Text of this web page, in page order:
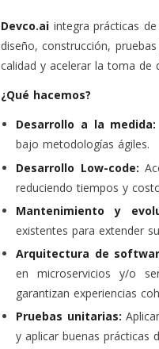
Devco.ai integra prácticas
diseño, construcción,
calidad y acelerar la toma de
¿Qué hacemos?
Desarrollo a la medida:
bajo metodologías ágiles.
Desarrollo Low-code:
reduciendo tiempos y
Mantenimiento y
existentes para extender
Arquitectura de
en microservicios y/o
garantizan experiencias
Pruebas unitarias:
y aplicar buenas prácticas